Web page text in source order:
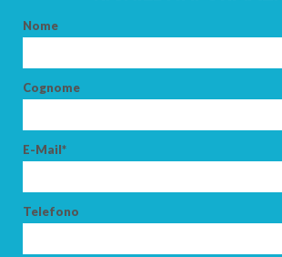
Nome
Cognome
E-Mail*
Telefono